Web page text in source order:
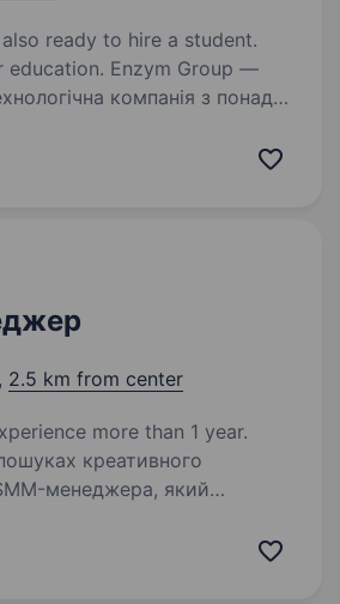
ready to hire a student.
Enzym Group —
компанія з понад
Ми працюємо на
2.5 km from center
more than 1 year.
креативного
менеджера, який
нових клієнтів!